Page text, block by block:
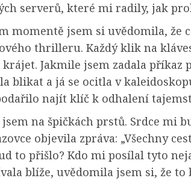
serverů, které mi radily, jak
momentě jsem si uvědomila, že
thrilleru. Každý klik na
krájet. Jakmile jsem zadala příkaz
blikat a já se ocitla v
najít klíč k odhalení
jsem na špičkách prstů. Srdce mi
objevila zpráva: „Všechny
to přišlo? Kdo mi posílal tyto
blíže, uvědomila jsem si, že